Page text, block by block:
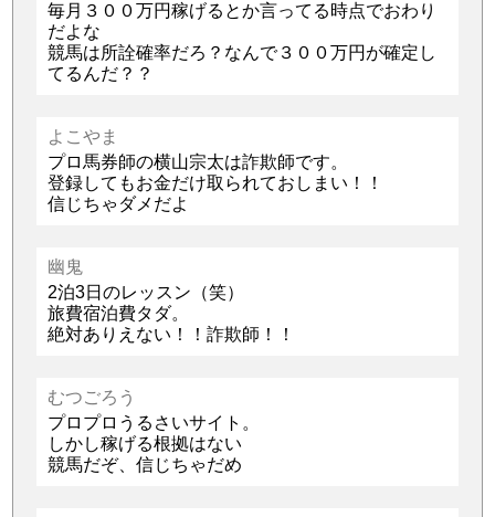
毎月３００万円稼げるとか言ってる時点でおわり
だよな
競馬は所詮確率だろ？なんで３００万円が確定し
てるんだ？？
よこやま
プロ馬券師の横山宗太は詐欺師です。
登録してもお金だけ取られておしまい！！
信じちゃダメだよ
幽鬼
2泊3日のレッスン（笑）
旅費宿泊費タダ。
絶対ありえない！！詐欺師！！
むつごろう
プロプロうるさいサイト。
しかし稼げる根拠はない
競馬だぞ、信じちゃだめ